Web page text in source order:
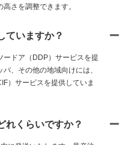
さを調整できます。
ていますか？
ードア（DDP）サービスを提
、その他の地域向けには、
）サービスを提供していま
れくらいですか？